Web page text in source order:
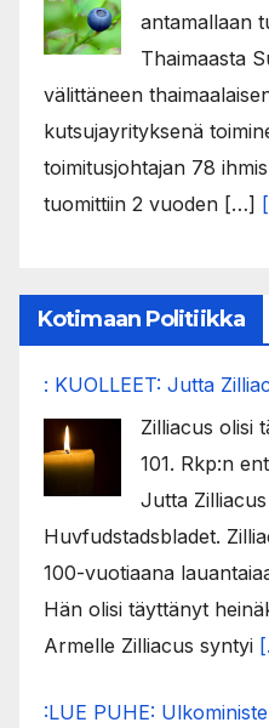
antamallaan
Thaimaasta
välittäneen
kutsujayrityksenä
toimitusjohtajan 78
tuomittiin 2 vuoden […]
Kotimaan Politiikka
: KUOLLEET: Jutta
Zilliacus olisi
101. Rkp:n
Jutta
Huvfudstadsbladet.
100-vuotiaana
Hän olisi täyttänyt
Armelle Zilliacus syntyi
:LUE PUHE: